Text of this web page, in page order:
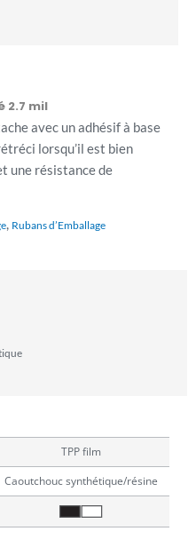
2.7 mil
avec un adhésif à base
lorsqu’il est bien
une résistance de
, Rubans d’Emballage
TPP film
Caoutchouc synthétique/résine